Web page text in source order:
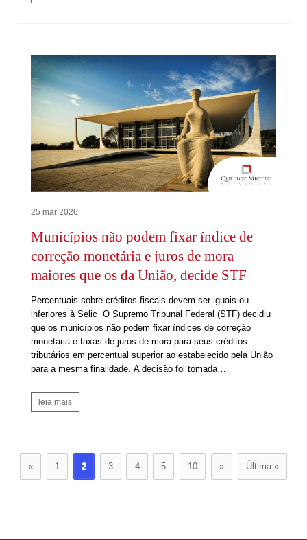
25 mar 2026
Municípios não podem fixar índice de
correção monetária e juros de mora
maiores que os da União, decide STF
Percentuais sobre créditos fiscais devem ser iguais ou
inferiores à Selic O Supremo Tribunal Federal (STF) decidiu
que os municípios não podem fixar índices de correção
monetária e taxas de juros de mora para seus créditos
tributários em percentual superior ao estabelecido pela União
para a mesma finalidade. A decisão foi tomada…
leia mais
« 1 2 3 4 5 10 » Última »